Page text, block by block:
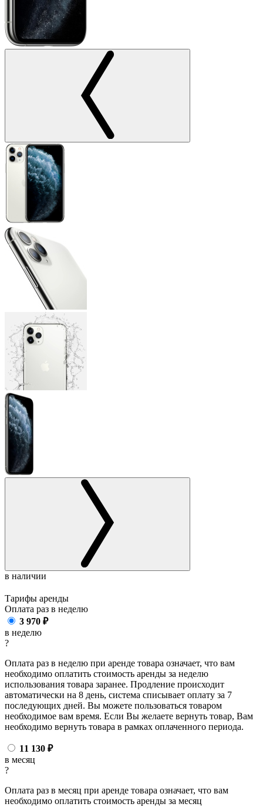
в наличии
Тарифы аренды
Оплата раз в неделю
3 970 ₽
в неделю
?
Оплата раз в неделю при аренде товара означает, что вам
необходимо оплатить стоимость аренды за неделю
использования товара заранее. Продление происходит
автоматически на 8 день, система списывает оплату за 7
последующих дней. Вы можете пользоваться товаром
необходимое вам время. Если Вы желаете вернуть товар, Вам
необходимо вернуть товара в рамках оплаченного периода.
11 130 ₽
в месяц
?
Оплата раз в месяц при аренде товара означает, что вам
необходимо оплатить стоимость аренды за месяц